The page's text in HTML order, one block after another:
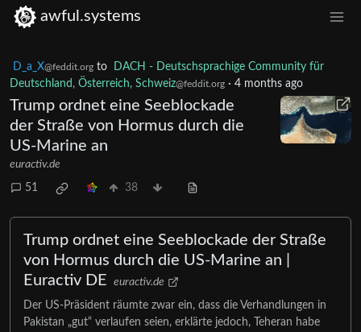
awful.systems
D_a_X@feddit.org to
DACH - Deutschsprachige Community für
Deutschland, Österreich, Schweiz@feddit.org · 4 months ago
Trump ordnet eine Seeblockade
der Straße von Hormus durch die
US-Marine an
euractiv.de
51 38
Trump ordnet eine Seeblockade der Straße
von Hormus durch die US-Marine an |
Euractiv DE
euractiv.de
Der US-Präsident räumte zwar ein, dass die Verhandlungen in
Pakistan „gut“ verlaufen seien, erklärte jedoch, Teheran habe